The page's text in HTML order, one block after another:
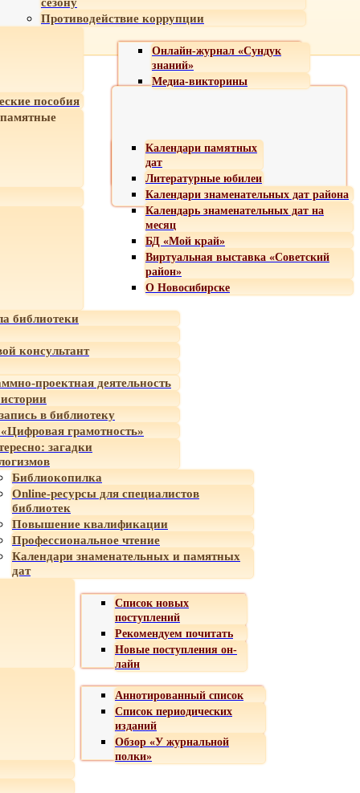
Противодействие коррупции
Онлайн-журнал «Сундук
знаний»
Медиа-викторины
пособия
Календари памятных
дат
Литературные юбилеи
Календари знаменательных дат района
Календарь знаменательных дат на
месяц
БД «Мой край»
Виртуальная выставка «Советский
район»
О Новосибирске
библиотеки
консультант
проектная деятельность
в библиотеку
грамотность»
загадки
Библиокопилка
Online-ресурсы для специалистов
библиотек
Повышение квалификации
Профессиональное чтение
Календари знаменательных и памятных
дат
Список новых
поступлений
Рекомендуем почитать
Новые поступления он-
лайн
Аннотированный список
Список периодических
изданий
Обзор «У журнальной
полки»